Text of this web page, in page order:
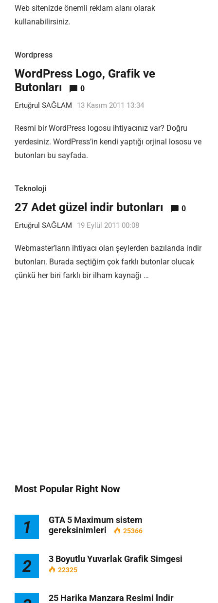
Web sitenizde önemli reklam alanı olarak
kullanabilirsiniz.
Wordpress
WordPress Logo, Grafik ve
Butonları
0
Ertuğrul SAĞLAM 13 Kasım 2011 13:34
Resmi bir WordPress logosu ihtiyacınız var? Doğru
yerdesiniz. WordPress’in kendi yaptığı orjinal lososu ve
butonları bu sayfada.
Teknoloji
27 Adet güzel indir butonları 0
Ertuğrul SAĞLAM 19 Eylül 2011 00:08
Webmaster’ların ihtiyacı olan şeylerden bazılarıda indir
butonları. Burada seçtiğim çok farklı butonlar olucak
çünkü her biri farklı bir ilham kaynağı …
Most Popular Right Now
1
GTA 5 Maximum sistem
gereksinimleri
25366
2 3 Boyutlu Yuvarlak Grafik Simgesi
22325
25 Harika Manzara Resimi İndir